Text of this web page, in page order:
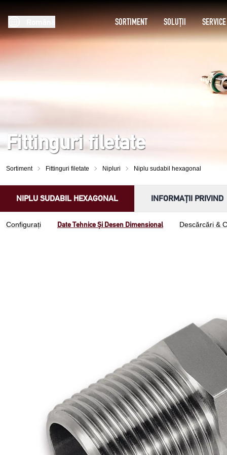
SORTIMENT SOLUȚII SERVICE
Fittinguri filetate
Sortiment Fittinguri filetate Nipluri Niplu sudabil hexagonal
NIPLU SUDABIL HEXAGONAL INFORMAȚII PRIVIND
Configurați Date Tehnice Și Desen Dimensional Descărcări &